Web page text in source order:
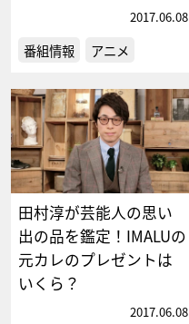
2017.06.08
番組情報 アニメ
田村淳が芸能人の思い
出の品を鑑定！IMALUの
元カレのプレゼントは
いくら？
2017.06.08